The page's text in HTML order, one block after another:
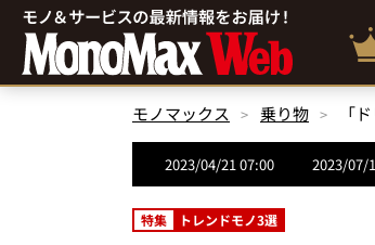
モノマックス 乗り物
2023/04/21 07:00 2023/07/
特集 トレンドモノ3選